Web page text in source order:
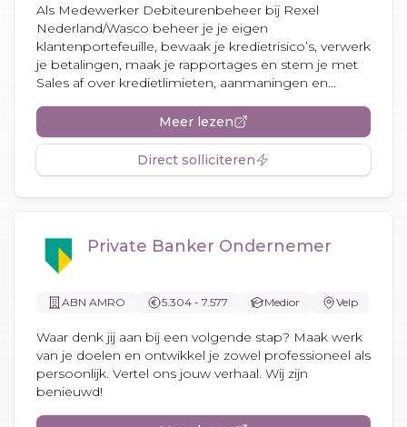
Als Medewerker Debiteurenbeheer bij Rexel
Nederland/Wasco beheer je je eigen
klantenportefeuille, bewaak je kredietrisico’s, verwerk
je betalingen, maak je rapportages en stem je met
Sales af over kredietlimieten, aanmaningen en...
Meer lezen
Direct solliciteren
Private Banker Ondernemer
ABN AMRO 5.304 - 7.577 Medior Velp
Waar denk jij aan bij een volgende stap? Maak werk
van je doelen en ontwikkel je zowel professioneel als
persoonlijk. Vertel ons jouw verhaal. Wij zijn
benieuwd!